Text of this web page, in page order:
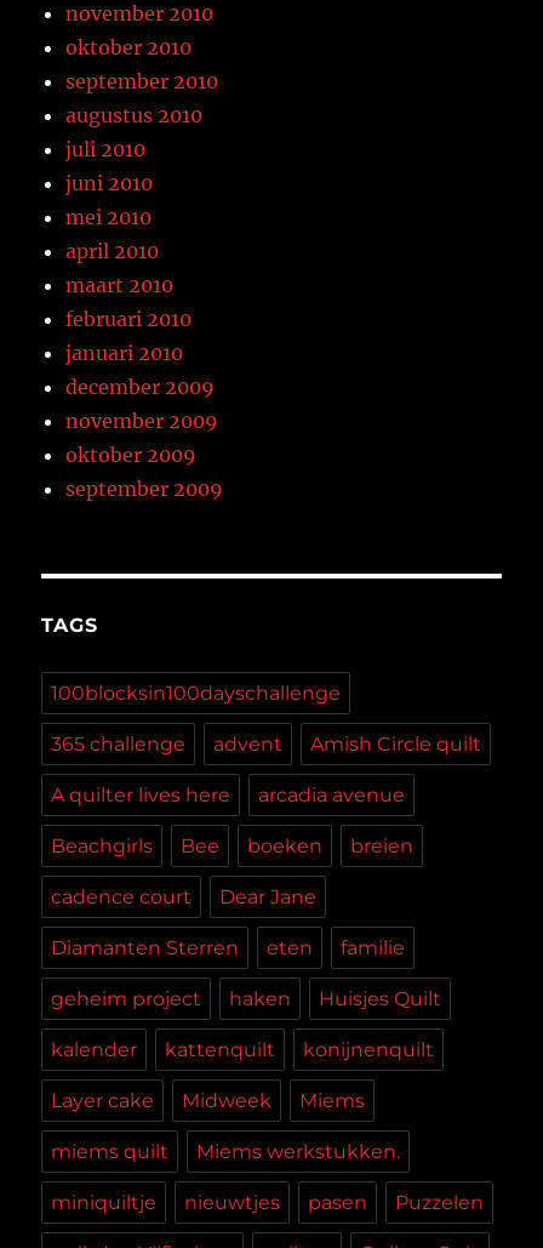
november 2010
oktober 2010
september 2010
augustus 2010
juli 2010
juni 2010
mei 2010
april 2010
maart 2010
februari 2010
januari 2010
december 2009
november 2009
oktober 2009
september 2009
TAGS
100blocksin100dayschallenge
365 challenge advent Amish Circle quilt
A quilter lives here arcadia avenue
Beachgirls Bee boeken breien
cadence court Dear Jane
Diamanten Sterren eten familie
geheim project haken Huisjes Quilt
kalender kattenquilt konijnenquilt
Layer cake Midweek Miems
miems quilt Miems werkstukken.
miniquiltje nieuwtjes pasen Puzzelen